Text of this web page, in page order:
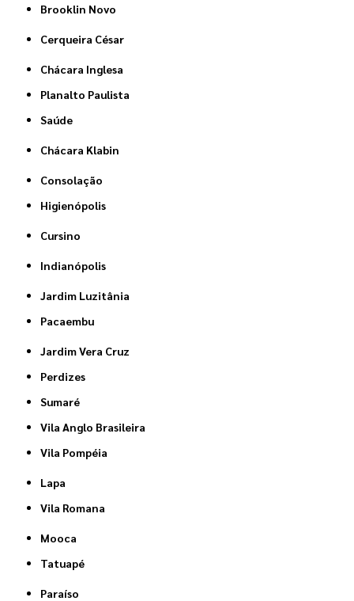
Brooklin Novo
Cerqueira César
Chácara Inglesa
Planalto Paulista
Saúde
Chácara Klabin
Consolação
Higienópolis
Cursino
Indianópolis
Jardim Luzitânia
Pacaembu
Jardim Vera Cruz
Perdizes
Sumaré
Vila Anglo Brasileira
Vila Pompéia
Lapa
Vila Romana
Mooca
Tatuapé
Paraíso